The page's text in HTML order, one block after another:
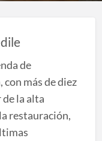
de
más de diez
de la alta
restauración,